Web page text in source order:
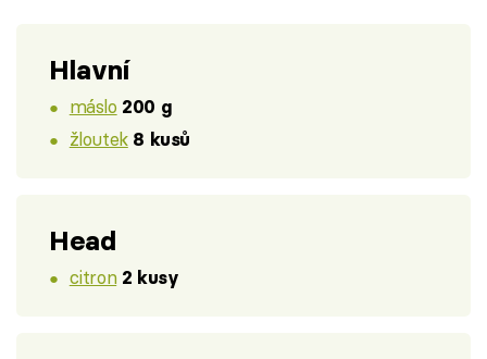
Hlavní
máslo 200 g
žloutek 8 kusů
Head
citron 2 kusy